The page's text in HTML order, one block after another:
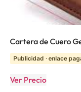
Cartera de Cuero
Publicidad · enlace
Ver Precio